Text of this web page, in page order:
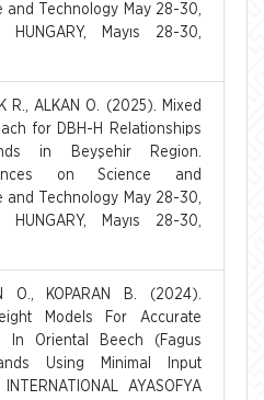
and Technology May 28-30,
Mayıs 28-30,
R., ALKAN O. (2025). Mixed
for DBH-H Relationships
in Beyşehir Region.
on Science and
and Technology May 28-30,
Mayıs 28-30,
O., KOPARAN B. (2024).
Models For Accurate
In Oriental Beech (Fagus
Using Minimal Input
AYASOFYA